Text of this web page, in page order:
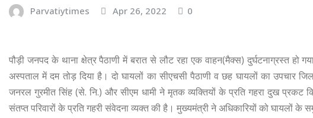
Parvatiytimes Apr 26, 2022 0
पौड़ी जनपद के थाना क्षेत्र पैठाणी में बरात से लौट रहा एक वाहन(मैक्स) दुर्घटनाग्रस्त हो
अस्पताल में दम तोड़ दिया है। दो घायलों का सीएचसी पैठाणी व छह घायलों का उपचार
जनरल गुरमीत सिंह (से. नि.) और सीएम धामी ने मृतक व्यक्तियों के प्रति गहरा दुख प्रकट
संतप्त परिवारों के प्रति गहरी संवेदना व्यक्त की है। मुख्यमंत्री ने अधिकारियों को घायलों के